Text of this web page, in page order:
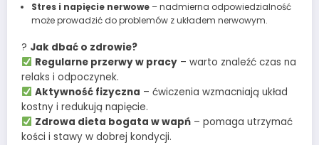
Stres i napięcie nerwowe– nadmierna odpowiedzialność
może prowadzić do problemów z układem nerwowym.
? Jak dbać o zdrowie?
Regularne przerwy w pracy – warto znaleźć czas na
relaks i odpoczynek.
Aktywność fizyczna – ćwiczenia wzmacniają układ
kostny i redukują napięcie.
Zdrowa dieta bogata w wapń – pomaga utrzymać
kości i stawy w dobrej kondycji.